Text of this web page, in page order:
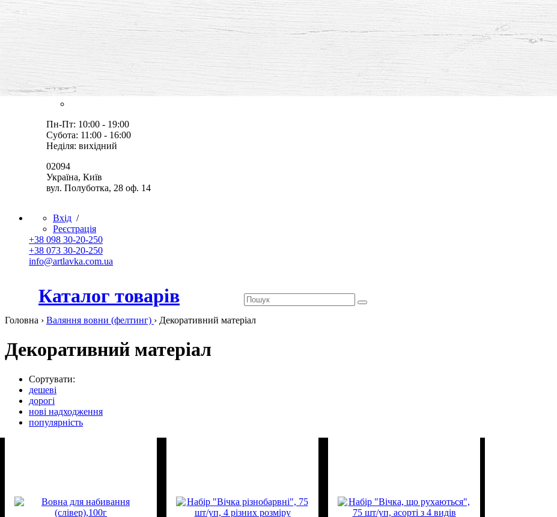
усе для творчості й хобі,
товари, майстер-класи, ідеї
Оплата й доставка
Контакти
Пн-Пт: 10:00 - 19:00
Субота: 11:00 - 16:00
Неділя: вихідний
02094
Україна, Київ
вул. Полуботка, 28 оф. 14
Вхід /
Реєстрація
+38 098 30-20-250
+38 073 30-20-250
info@artlavka.com.ua
Каталог товарів
Головна › Валяння вовни (фелтинг) › Декоративний матеріал
Декоративний матеріал
Сортувати:
дешеві
дорогі
нові надходження
популярність